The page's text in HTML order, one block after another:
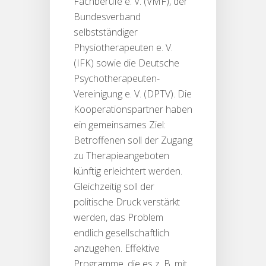
Bundesverband
selbstständiger
Physiotherapeuten e. V.
(IFK) sowie die Deutsche
Psychotherapeuten-
Vereinigung e. V. (DPTV). Die
Kooperationspartner haben
ein gemeinsames Ziel:
Betroffenen soll der Zugang
zu Therapieangeboten
künftig erleichtert werden.
Gleichzeitig soll der
politische Druck verstärkt
werden, das Problem
endlich gesellschaftlich
anzugehen. Effektive